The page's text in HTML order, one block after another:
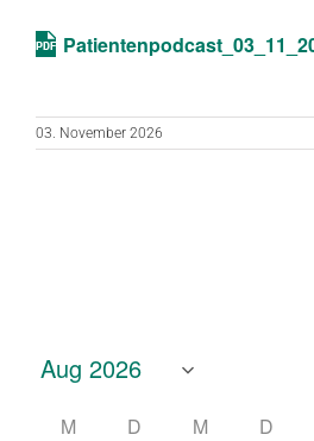
03. November 2026
M D M D